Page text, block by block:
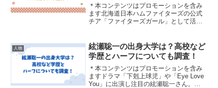
＊本コンテンツはプロモーションを含み
ます北海道日本ハムファイターズの公式
チア「ファイターズガール」として活躍
塩澤美咲さん。そんな話題の塩澤美咲さ
んの出身大学が気になっ...
人物
絃瀬聡一の出身大学は？高校など
学歴とハーフについても調査！
＊本コンテンツはプロモーションを含み
ますドラマ「下剋上球児」や「Eye Love
You」に出演し注目の絃瀬聡一さん。